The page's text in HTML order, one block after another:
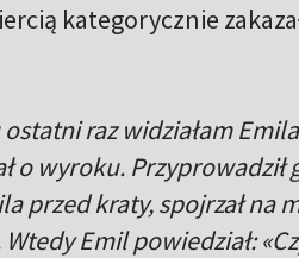
kategorycznie
raz widziałam
o wyroku.
przed kraty, spojrzał na
Emil powiedział: